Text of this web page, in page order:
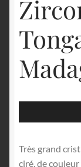
Très grand
ciré, de